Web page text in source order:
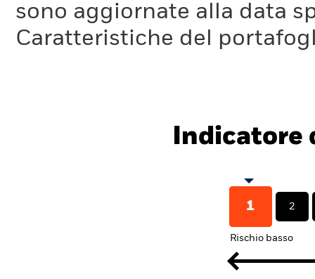
sono aggiornate alla data
Caratteristiche del
Indicatore
1 2
Rischio basso